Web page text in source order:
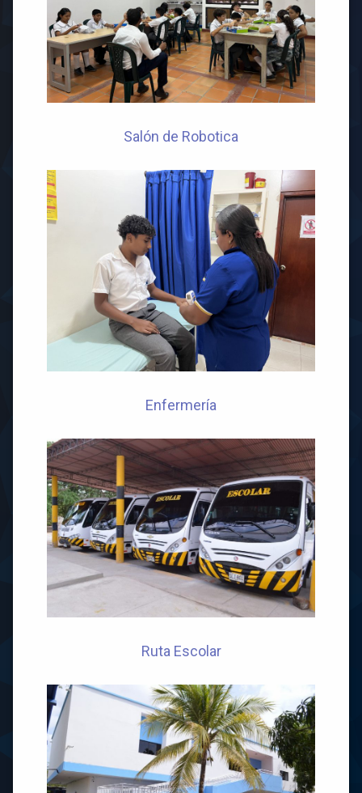
Salón de Robotica
Enfermería
Ruta Escolar